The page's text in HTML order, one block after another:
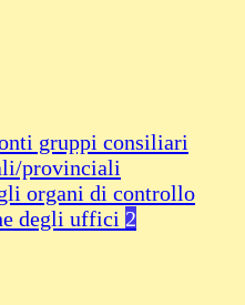
gruppi consiliari
provinciali
organi di controllo
degli uffici 2